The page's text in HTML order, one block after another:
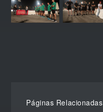
Páginas Relacionadas